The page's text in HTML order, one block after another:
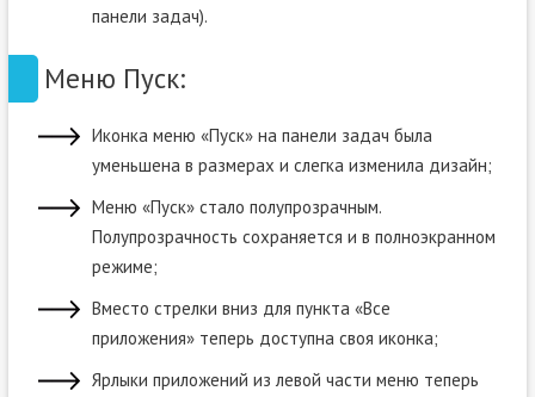
панели задач).
Меню Пуск:
Иконка меню «Пуск» на панели задач была
уменьшена в размерах и слегка изменила дизайн;
Меню «Пуск» стало полупрозрачным.
Полупрозрачность сохраняется и в полноэкранном
режиме;
Вместо стрелки вниз для пункта «Все
приложения» теперь доступна своя иконка;
Ярлыки приложений из левой части меню теперь